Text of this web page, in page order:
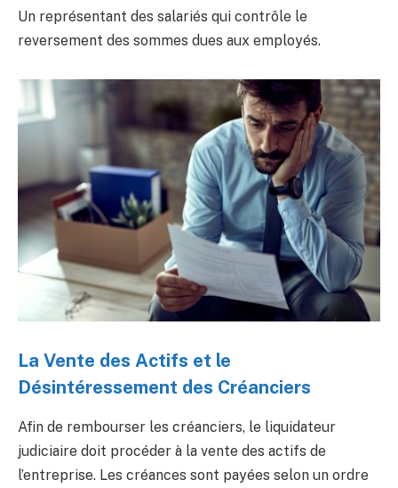
Un représentant des salariés qui contrôle le
reversement des sommes dues aux employés.
La Vente des Actifs et le
Désintéressement des Créanciers
Afin de rembourser les créanciers, le liquidateur
judiciaire doit procéder à la vente des actifs de
l’entreprise. Les créances sont payées selon un ordre